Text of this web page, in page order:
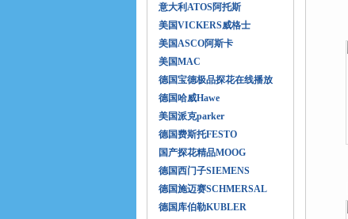
意大利ATOS阿托斯
美国VICKERS威格士
美国ASCO阿斯卡
美国MAC
德国宝德极品探花在线播放
德国哈威Hawe
美国派克parker
德国费斯托FESTO
国产探花精品MOOG
德国西门子SIEMENS
德国施迈赛SCHMERSAL
德国库伯勒KUBLER